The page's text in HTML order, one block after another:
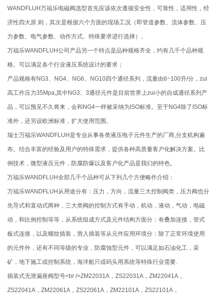
WANDFLUH万福乐电磁阀选型首先应该依次遵循安全性，可靠性，适用性，经
济性四大原 则，其次是根据六个方面的现场工况（即管道参数、流体参数、压
力参数、电气参数、动作方式、特殊要求进行选择）。
万福乐WANDFLUH公司产品另一个特点是品种规格齐全，约有几千个品种规
格。可以满足各个行业液压系统设计的要求；
产品规格有NG3、NG4、NG6、NG10四个通径系列，流量由6~100升/分，zui
高工作压力35Mpa,其中NG3、3通径元件是目前世界上zui小的自成通径系列产
品，可以预见不久将来，会和NG4一样被采纳为ISO标准。至于NG4除了ISO标
准外，还另设欧洲标准，扩大使用范围。
瑞士万福乐WANDFLUH是专业从事各类液压电子元件生产的厂商,分支机构遍
布。结合丰富的经验及用户的特殊需求，提供各种高质量客户化解决方案。比
例技术，微型液压元件，防腐防爆以及客户化产品是我们的特色。
万福乐WANDFLUH全部几千个品种可从下列几个方便略作介绍：
万福乐WANDFLUH从用途分有：压力，方向，流量三大控制阀类，压力阀也分
先导式和直动式两种，三大类阀的控制方式有手动，机动，液动，气动，电磁
动，和比例控制等等，从系统组成方式及元件结构方面分：有叠加连接，管式
板式连接，以及螺纹插装，滑入插装等从元件应用环境分：除了正常环境使用
的元件外，还有不同等级的专业，防腐蚀型元件，可以满足如石油化工，采
矿，地下施工或控制系统，海洋船只或码头用系统等特殊行业需要.
插装式无泄漏座阀型号<br />ZM22031A，ZS22031A，ZM22041A，
ZS22041A，ZM22061A，ZS22061A，ZM22101A，ZS22101A，